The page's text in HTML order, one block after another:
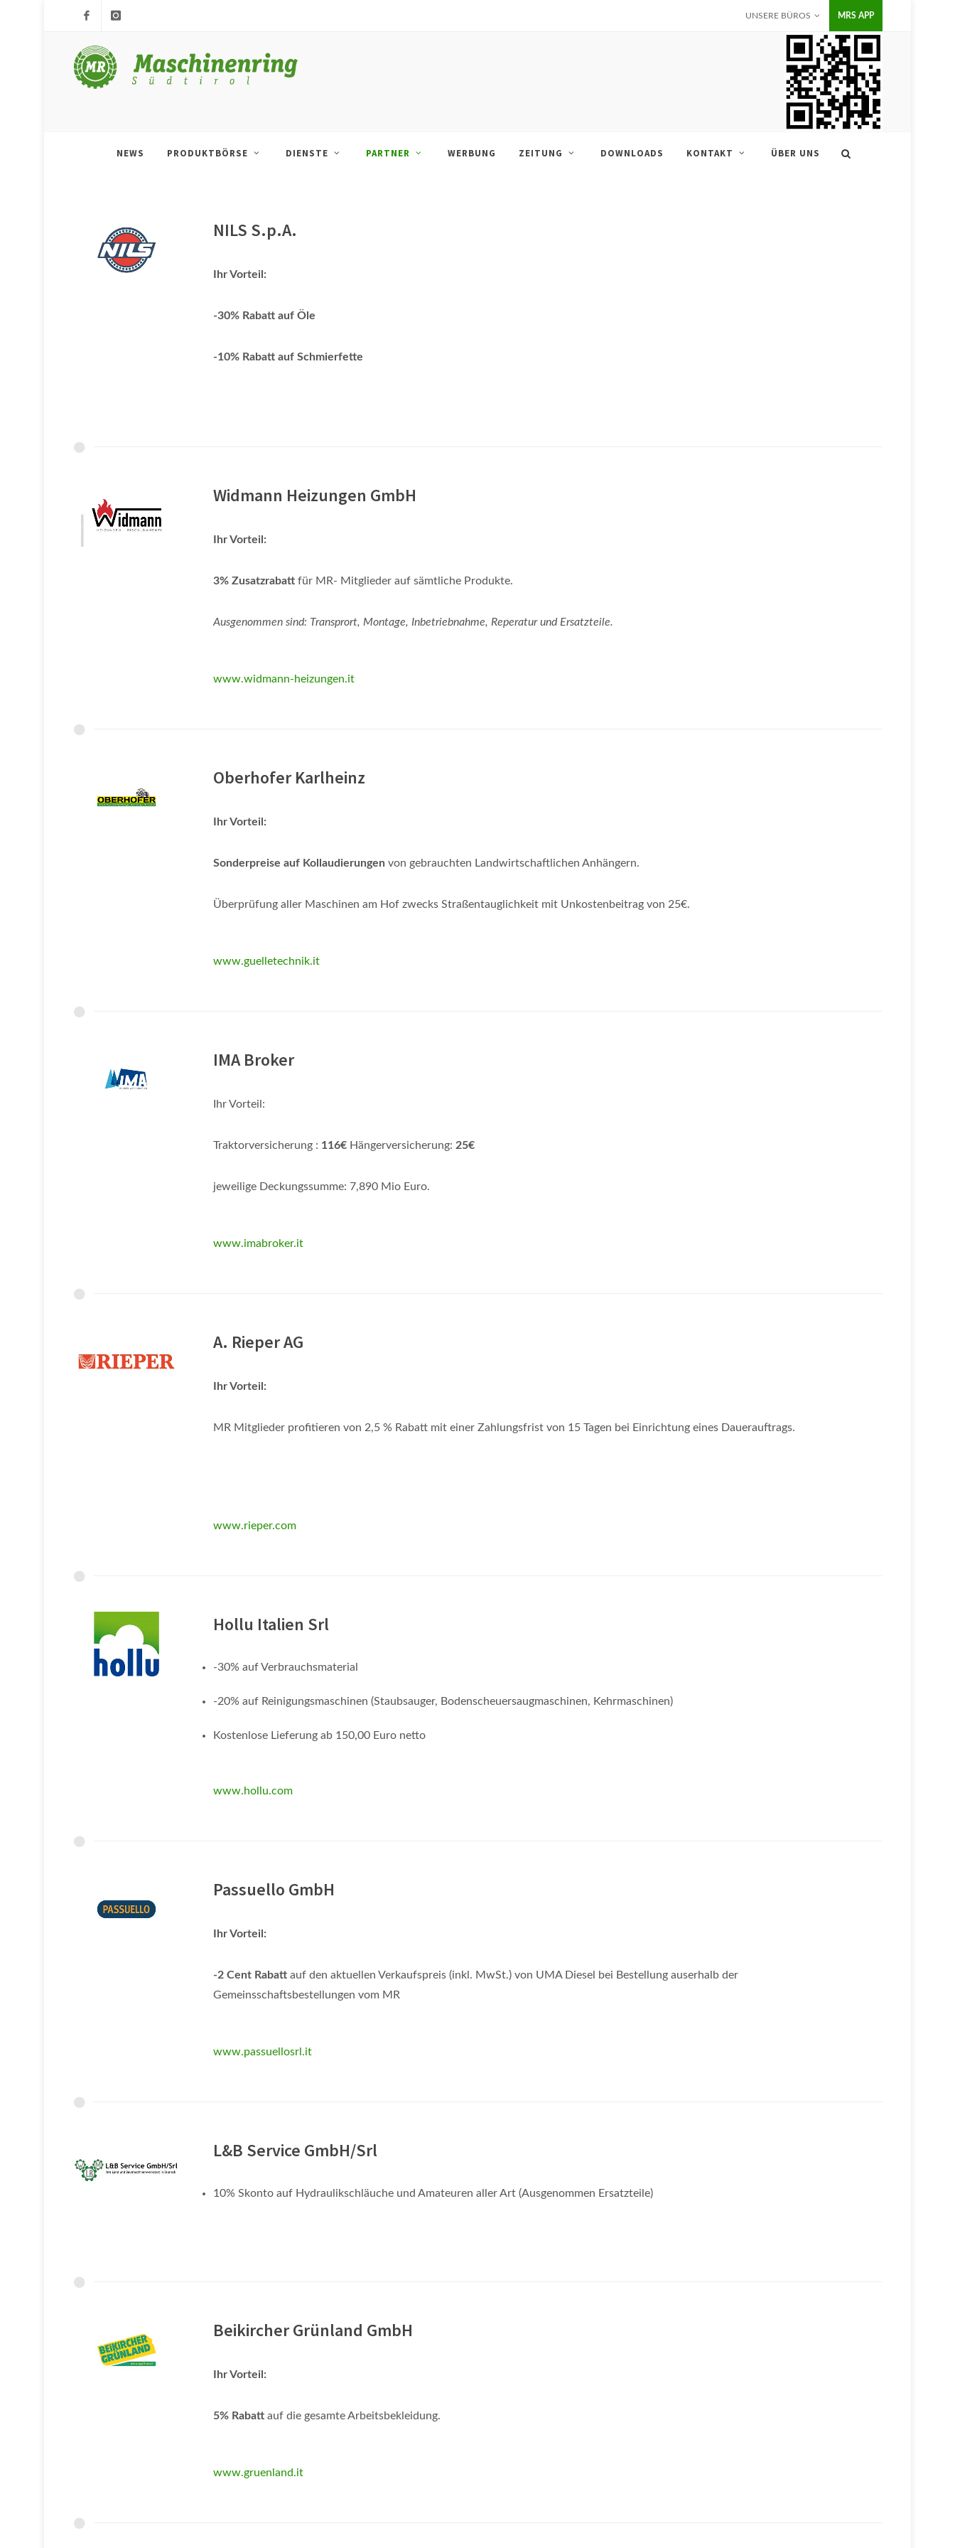
FacebookMRS
APP
UNSERE BÜROS MRS APP
NEWS PRODUKTBÖRSE DIENSTE PARTNER WERBUNG ZEITUNG DOWNLOADS KONTAKT ÜBER UNS
NILS S.p.A.
Ihr Vorteil:
-30% Rabatt auf Öle
-10% Rabatt auf Schmierfette
Widmann Heizungen GmbH
Ihr Vorteil:
3% Zusatzrabattfür MR- Mitglieder auf sämtliche Produkte.
Ausgenommen sind: Transprort, Montage, Inbetriebnahme, Reperatur und Ersatzteile.
www.widmann-heizungen.it
Oberhofer Karlheinz
Ihr Vorteil:
Sonderpreise auf Kollaudierungen von gebrauchten Landwirtschaftlichen Anhängern.
Überprüfung aller Maschinen am Hof zwecks Straßentauglichkeit mit Unkostenbeitrag von 25€.
www.guelletechnik.it
IMA Broker
Ihr Vorteil:
Traktorversicherung : 116€Hängerversicherung: 25€
jeweilige Deckungssumme: 7,890 Mio Euro.
www.imabroker.it
A. Rieper AG
Ihr Vorteil:
MR Mitglieder profitieren von 2,5 % Rabatt mit einer Zahlungsfrist von 15 Tagen bei Einrichtung eines Dauerauftrags.
www.rieper.com
Hollu Italien Srl
-30% auf Verbrauchsmaterial
-20% auf Reinigungsmaschinen (Staubsauger, Bodenscheuersaugmaschinen, Kehrmaschinen)
Kostenlose Lieferung ab 150,00 Euro netto
www.hollu.com
Passuello GmbH
Ihr Vorteil:
-2 Cent Rabattauf den aktuellen Verkaufspreis (inkl. MwSt.) von UMA Diesel bei Bestellung auserhalb der
Gemeinsschaftsbestellungen vom MR
www.passuellosrl.it
L&B Service GmbH/Srl
10% Skonto auf Hydraulikschläuche und Amateuren aller Art (Ausgenommen Ersatzteile)
Beikircher Grünland GmbH
Ihr Vorteil:
5% Rabattauf die gesamte Arbeitsbekleidung.
www.gruenland.it